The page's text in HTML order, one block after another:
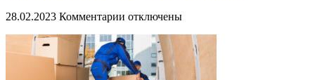
28.02.2023 Комментарии к
Мувинговая
компания
Samson
отключены